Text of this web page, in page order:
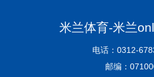
米兰体育-米兰
电话：0312-
邮编：